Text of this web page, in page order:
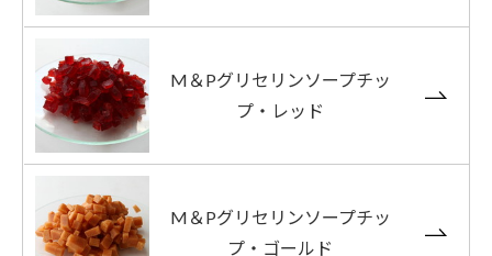
M＆Pグリセリンソープチッ
プ・レッド
M＆Pグリセリンソープチッ
プ・ゴールド